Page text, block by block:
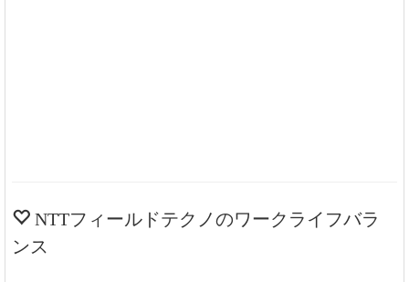
NTTフィールドテクノのワークライフバラ
ンス